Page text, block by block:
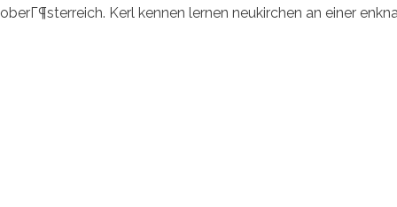
oberГ¶sterreich. Kerl kennen lernen neukirchen an einer